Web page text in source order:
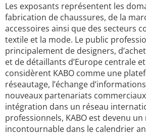
Les exposants représentent les
fabrication de chaussures, de la
accessoires ainsi que des secteurs
textile et la mode. Le public
principalement de designers,
et de détaillants d’Europe centrale
considèrent KABO comme une
réseautage, l’échange
nouveaux partenariats
intégration dans un réseau
professionnels, KABO est devenu
incontournable dans le calendrier